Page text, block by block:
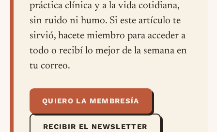
práctica clínica y a la vida cotidiana,
sin ruido ni humo. Si este artículo te
sirvió, hacete miembro para acceder a
todo o recibí lo mejor de la semana en
tu correo.
QUIERO LA MEMBRESÍA
RECIBIR EL NEWSLETTER